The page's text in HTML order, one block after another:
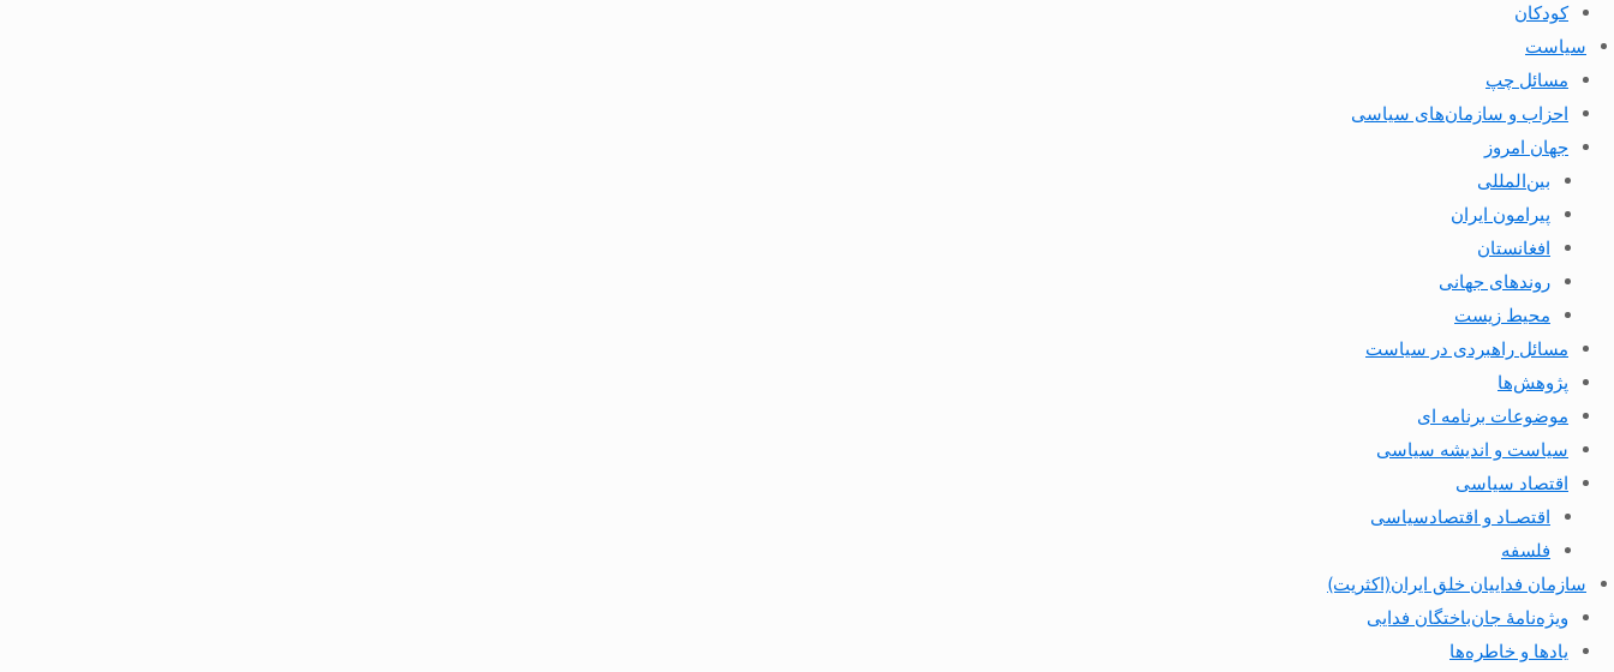
کودکان
سیاست
مسائل چپ
احزاب و سازمان‌های سیاسی
جهان امروز
بین‌المللی
پیرامون ایران
افغانستان
روندهای جهانی
محیط زیست
مسائل راهبردی در سیاست
پژوهش‌ها
موضوعات برنامه ای
سیاست و اندیشه سیاسی
اقتصاد سیاسی
اقتصـاد و اقتصاد‌سیاسی
فلسفه
سازمان فداییان خلق ایران(اکثریت)
ویژه‌نامهٔ جان‌باختگان فدایی
یادها و خاطره‌ها